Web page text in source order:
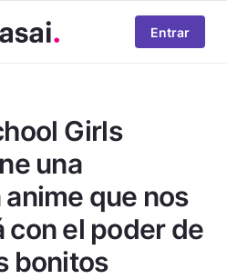
Entrar
Girls
una
que nos
con el poder de
bonitos